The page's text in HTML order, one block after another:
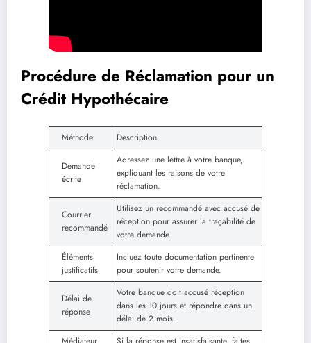
Procédure de Réclamation pour un
Crédit Hypothécaire
Méthode Description
Demande
écrite
Adressez une lettre à votre banque,
expliquant les raisons de votre
réclamation.
Courrier
recommandé
Utilisez un recommandé avec accusé de
réception pour assurer la traçabilité de
votre demande.
Éléments
justificatifs
Incluez toute documentation pertinente
pour soutenir votre demande.
Délai de
réponse
Votre banque doit accusé réception
dans les 10 jours et répondre dans un
délai de 2 mois.